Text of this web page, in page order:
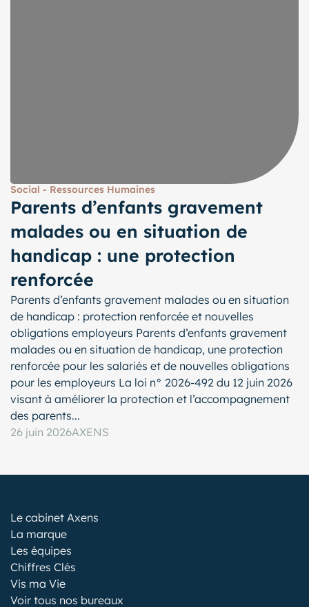
Social - Ressources Humaines
Parents d’enfants gravement
malades ou en situation de
handicap : une protection
renforcée
Parents d’enfants gravement malades ou en situation
de handicap : protection renforcée et nouvelles
obligations employeurs Parents d’enfants gravement
malades ou en situation de handicap, une protection
renforcée pour les salariés et de nouvelles obligations
pour les employeurs La loi n° 2026-492 du 12 juin 2026
visant à améliorer la protection et l’accompagnement
des parents...
26 juin 2026AXENS
Le cabinet Axens
La marque
Les équipes
Chiffres Clés
Vis ma Vie
Voir tous nos bureaux